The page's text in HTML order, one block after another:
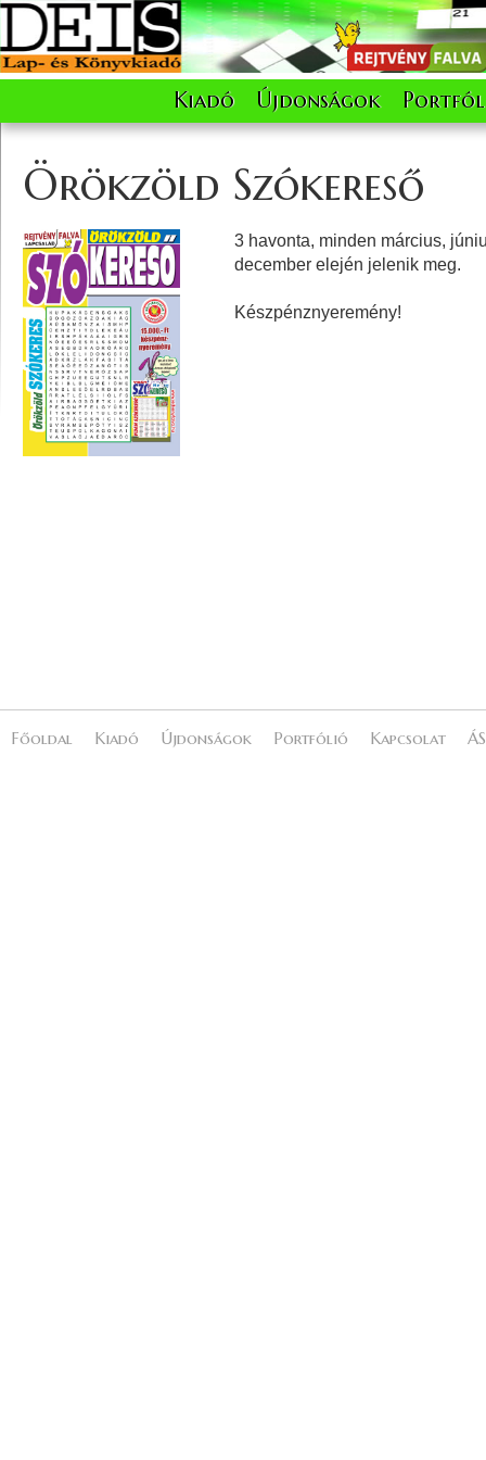
Kiadó Újdonságok
Örökzöld Szókereső
3 havonta, minden március,
december elején jelenik meg.
Készpénznyeremény!
Főoldal Kiadó Újdonságok Portfólió Kapcsolat